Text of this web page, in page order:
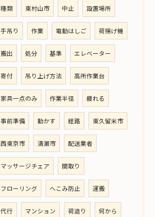
種類 東村山市 中止 設置場所
手吊り 作業 電動はしご 荷揚げ機
搬出 処分 基準 エレベーター
寄付 吊り上げ方法 高所作業台
家具一点のみ 作業半径 疲れる
事前準備 動かす 経路 東久留米市
西東京市 清瀬市 配送業者
マッサージチェア 間取り
フローリング へこみ防止 運搬
代行 マンション 荷造り 何から